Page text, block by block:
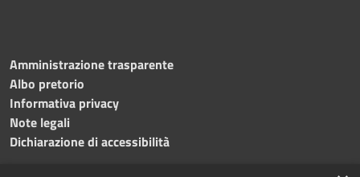
Amministrazione trasparente
Albo pretorio
Informativa privacy
Note legali
Dichiarazione di accessibilità